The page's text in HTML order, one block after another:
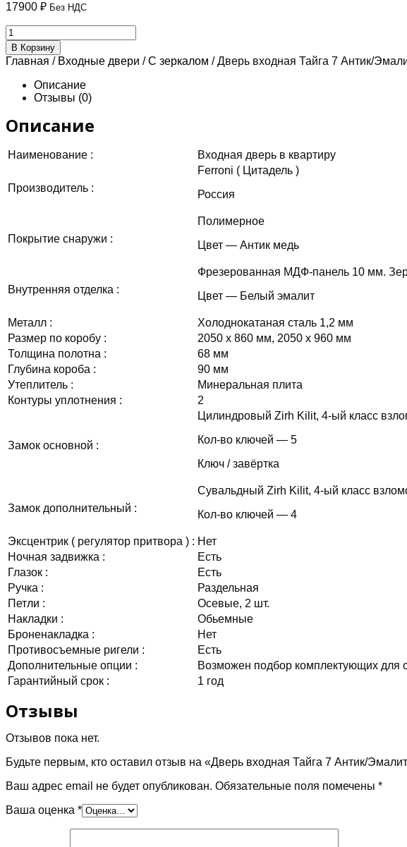
17900 ₽ Без НДС
Количество
товара
Дверь
входная
Тайга
Эмалит
белый
Ferroni
В Корзину
Главная / Входные двери /С зеркалом / Дверь входная Тайга 7 Антик/
Описание
Отзывы (0)
Описание
Наименование : Входная дверь в квартиру
Производитель :
Ferroni ( Цитадель )
Россия
Покрытие снаружи :
Полимерное
Цвет — Антик медь
Внутренняя отделка :
Фрезерованная МДФ-панель 10 мм.
Цвет — Белый эмалит
Металл :
Холоднокатаная сталь 1,2 мм
Размер по коробу :
2050 х 860 мм, 2050 х 960 мм
Толщина полотна :
68 мм
Глубина короба :
90 мм
Утеплитель :
Минеральная плита
Контуры уплотнения :
2
Замок основной :
Цилиндровый Zirh Kilit, 4-ый класс
Кол-во ключей — 5
Ключ / завёртка
Замок дополнительный :
Сувальдный Zirh Kilit, 4-ый класс
Кол-во ключей — 4
Эксцентрик ( регулятор притвора ) : Нет
Ночная задвижка :
Есть
Глазок :
Есть
Ручка :
Раздельная
Петли :
Осевые, 2 шт.
Накладки :
Обьемные
Броненакладка :
Нет
Противосъемные ригели :
Есть
Дополнительные опции :
Возможен подбор комплектующих для
Гарантийный срок :
1 год
Отзывы
Отзывов пока нет.
Будьте первым, кто оставил отзыв на «Дверь входная Тайга 7 Антик/
Ваш адрес email не будет опубликован. Обязательные поля помечены *
Ваша оценка *